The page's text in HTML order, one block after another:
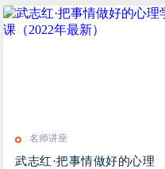
名师讲座
武志红·把事情做好的心理